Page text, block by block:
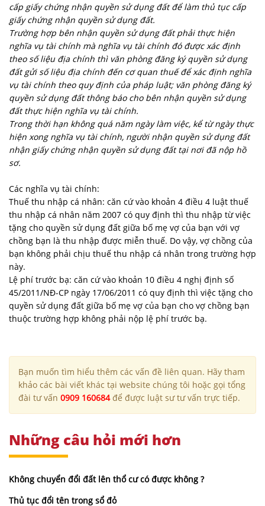
cấp giấy chứng nhận quyền sử dụng đất để làm thủ tục cấp
giấy chứng nhận quyền sử dụng đất.
Trường hợp bên nhận quyền sử dụng đất phải thực hiện
nghĩa vụ tài chính mà nghĩa vụ tài chính đó được xác định
theo số liệu địa chính thì văn phòng đăng ký quyền sử dụng
đất gửi số liệu địa chính đến cơ quan thuế để xác định nghĩa
vụ tài chính theo quy định của pháp luật; văn phòng đăng ký
quyền sử dụng đất thông báo cho bên nhận quyền sử dụng
đất thực hiện nghĩa vụ tài chính.
Trong thời hạn không quá năm ngày làm việc, kể từ ngày thực
hiện xong nghĩa vụ tài chính, người nhận quyền sử dụng đất
nhận giấy chứng nhận quyền sử dụng đất tại nơi đã nộp hồ
sơ.
Các nghĩa vụ tài chính:
Thuế thu nhập cá nhân: căn cứ vào khoản 4 điều 4 luật thuế
thu nhập cá nhân năm 2007 có quy định thì thu nhập từ việc
tặng cho quyền sử dụng đất giữa bố mẹ vợ của bạn với vợ
chồng bạn là thu nhập được miễn thuế. Do vậy, vợ chồng của
bạn không phải chịu thuế thu nhập cá nhân trong trường hợp
này.
Lệ phí trước bạ: căn cứ vào khoản 10 điều 4 nghị định số
45/2011/NĐ-CP ngày 17/06/2011 có quy định thì việc tặng cho
quyền sử dụng đất giữa bố mẹ vợ của bạn cho vợ chồng bạn
thuộc trường hợp không phải nộp lệ phí trước bạ.
Bạn muốn tìm hiểu thêm các vấn đề liên quan. Hãy tham
khảo các bài viết khác tại website chúng tôi hoặc gọi tổng
đài tư vấn 0909 160684để được luật sư tư vấn trực tiếp.
Những câu hỏi mới hơn
Không chuyển đổi đất lên thổ cư có được không ?
Thủ tục đổi tên trong sổ đỏ